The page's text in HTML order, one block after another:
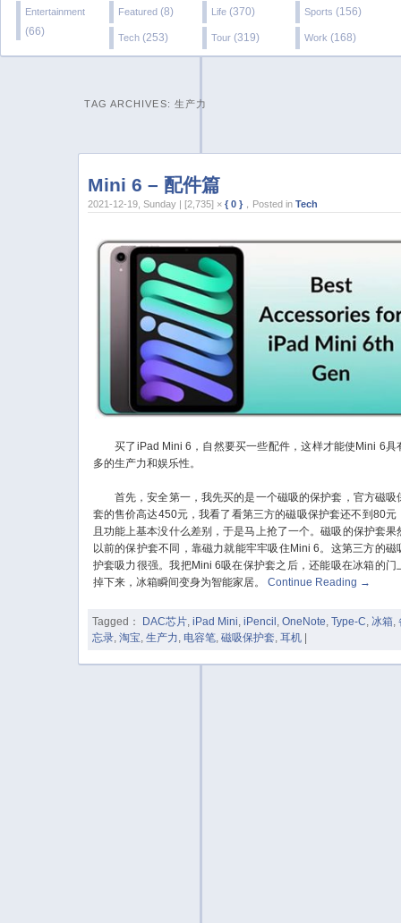
Entertainment
(66)
Featured (8) Life (370) Sports (156)
Tech (253) Tour (319) Work (168)
TAG ARCHIVES: 生产力
Mini 6 – 配件篇
2021-12-19, Sunday | [2,735] ×{ 0 } ，Posted inTech
买了iPad Mini 6，自然要买一些配件，这样才能使Mini 6具
多的生产力和娱乐性。
首先，安全第一，我先买的是一个磁吸的保护套，官方磁吸
套的售价高达450元，我看了看第三方的磁吸保护套还不到80元
且功能上基本没什么差别，于是马上抢了一个。磁吸的保护套果
以前的保护套不同，靠磁力就能牢牢吸住Mini 6。这第三方的磁
护套吸力很强。我把Mini 6吸在保护套之后，还能吸在冰箱的门
掉下来，冰箱瞬间变身为智能家居。
Continue Reading →
Tagged： DAC芯片 ,iPad Mini ,iPencil ,OneNote ,Type-C 冰箱 ,
忘录 ,淘宝 ,生产力 电容笔 ,磁吸保护套 ,耳机 |